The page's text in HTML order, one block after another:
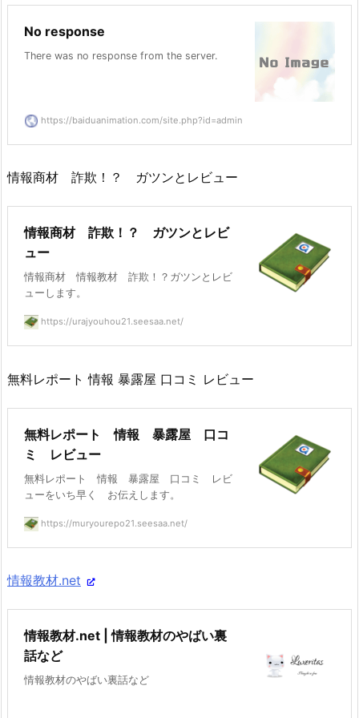
No response
There was no response from the server.
https://baiduanimation.com/site.php?id=admin
情報商材 詐欺！？ ガツンとレビュー
情報商材 詐欺！？ ガツンとレビ
ュー
情報商材 情報教材 詐欺！？ガツンとレビ
ューします。
https://urajyouhou21.seesaa.net/
無料レポート 情報 暴露屋 口コミ レビュー
無料レポート 情報 暴露屋 口コ
ミ レビュー
無料レポート 情報 暴露屋 口コミ レビ
ューをいち早く お伝えします。
https://muryourepo21.seesaa.net/
情報教材.net
情報教材.net | 情報教材のやばい裏
話など
情報教材のやばい裏話など